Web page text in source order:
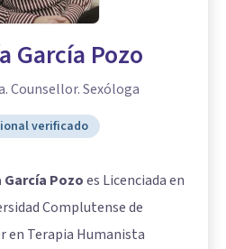
García Pozo
Counsellor. Sexóloga
verificado
García Pozoes Licenciada en
Complutense de
en Terapia Humanista